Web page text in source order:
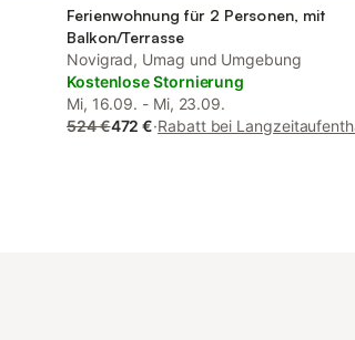
Ferienwohnung für 2 Personen, mit
Balkon/Terrasse
Novigrad, Umag und Umgebung
Kostenlose Stornierung
Mi, 16.09. - Mi, 23.09.
524 €472 €·Rabatt bei